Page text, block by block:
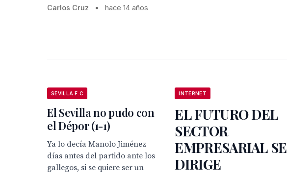
Carlos Cruz • hace 14 años
SEVILLA F.C
El Sevilla no pudo con
el Dépor (1-1)
Ya lo decía Manolo Jiménez
días antes del partido ante los
gallegos, si se quiere ser un
INTERNET
EL FUTURO DEL
SECTOR
EMPRESARIAL SE
DIRIGE